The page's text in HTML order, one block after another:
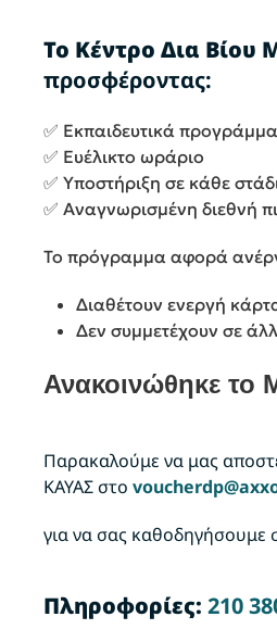
Το Κέντρο Δια Βίου
προσφέροντας:
✅ Εκπαιδευτικά
✅ Ευέλικτο ωράριο
✅ Υποστήριξη σε κάθε
✅ Αναγνωρισμένη διεθνή
Το πρόγραμμα αφορά
Διαθέτουν ενεργή
Δεν συμμετέχουν σε
Ανακοινώθηκε
Παρακαλούμε να μας
ΚΑΥΑΣ στο
για να σας
Πληροφορίες: 210